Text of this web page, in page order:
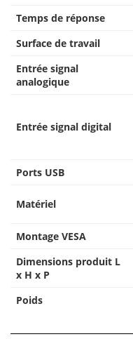
Temps de réponse
Surface de travail
Entrée signal
analogique
Entrée signal digital
Ports USB
Matériel
Montage VESA
Dimensions produit L
x H x P
Poids